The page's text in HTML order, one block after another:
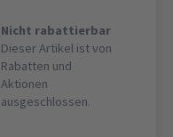
Nicht rabattierbar
Dieser Artikel ist von
Rabatten und
Aktionen
ausgeschlossen.